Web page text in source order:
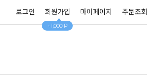
로그인 회원가입
+1,000 P
마이페이지 주문조회